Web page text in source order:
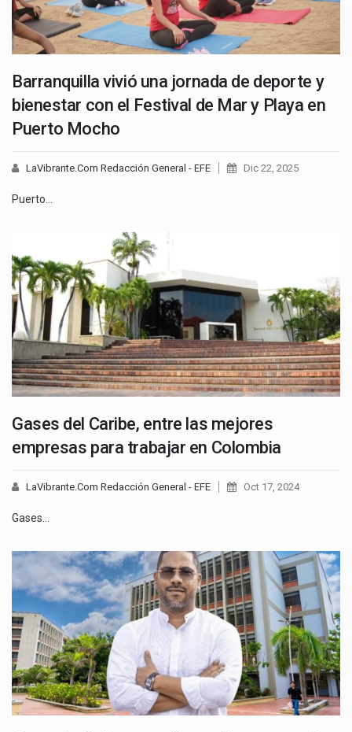
Barranquilla vivió una jornada de deporte y
bienestar con el Festival de Mar y Playa en
Puerto Mocho
LaVibrante.Com Redacción General - EFE Dic 22, 2025
Puerto…
Gases del Caribe, entre las mejores
empresas para trabajar en Colombia
LaVibrante.Com Redacción General - EFE Oct 17, 2024
Gases…